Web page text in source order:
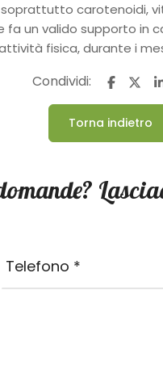
carotenoidi,
un valido supporto in
fisica, durante i
Condividi:
Torna indietro